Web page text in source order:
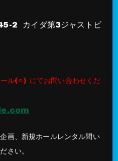
2 カイダ第3ジャストビ
ル(⚪︎) にてお問い合わせくだ
画、新規ホールレンタル問い
さい。